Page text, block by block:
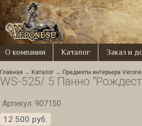
О компании Каталог Заказ и
Главная → Каталог → Предметы интерьера
WS-525/ 5 Панно
Артикул: 907150
12 500 руб.